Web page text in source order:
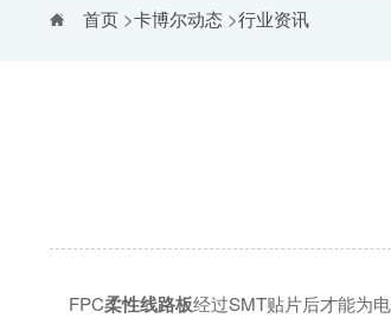
首页>卡博尔动态>行业资讯
FPC柔性线路板经过SMT贴片后才能为